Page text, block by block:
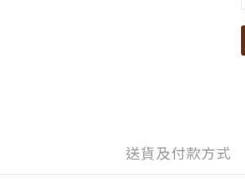
送貨及付款方式